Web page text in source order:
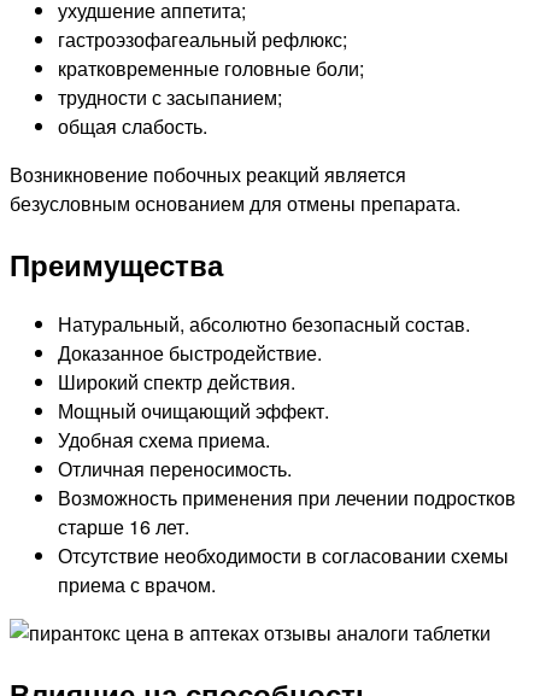
ухудшение аппетита;
гастроэзофагеальный рефлюкс;
кратковременные головные боли;
трудности с засыпанием;
общая слабость.
Возникновение побочных реакций является
безусловным основанием для отмены препарата.
Преимущества
Натуральный, абсолютно безопасный состав.
Доказанное быстродействие.
Широкий спектр действия.
Мощный очищающий эффект.
Удобная схема приема.
Отличная переносимость.
Возможность применения при лечении подростков
старше 16 лет.
Отсутствие необходимости в согласовании схемы
приема с врачом.